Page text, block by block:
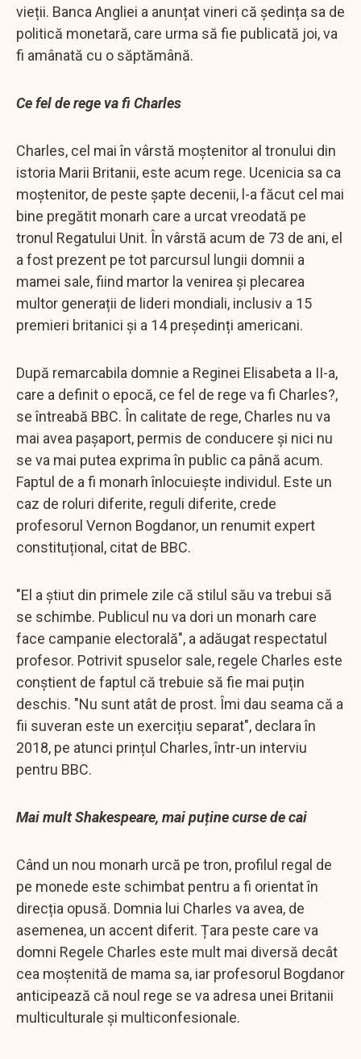
vieții. Banca Angliei a anunțat vineri că ședința sa de
politică monetară, care urma să fie publicată joi, va
fi amânată cu o săptămână.
Ce fel de rege va fi Charles
Charles, cel mai în vârstă moștenitor al tronului din
istoria Marii Britanii, este acum rege. Ucenicia sa ca
moștenitor, de peste șapte decenii, l-a făcut cel mai
bine pregătit monarh care a urcat vreodată pe
tronul Regatului Unit. În vârstă acum de 73 de ani, el
a fost prezent pe tot parcursul lungii domnii a
mamei sale, fiind martor la venirea și plecarea
multor generații de lideri mondiali, inclusiv a 15
premieri britanici și a 14 președinți americani.
După remarcabila domnie a Reginei Elisabeta a II-a,
care a definit o epocă, ce fel de rege va fi Charles?,
se întreabă BBC. În calitate de rege, Charles nu va
mai avea pașaport, permis de conducere și nici nu
se va mai putea exprima în public ca până acum.
Faptul de a fi monarh înlocuiește individul. Este un
caz de roluri diferite, reguli diferite, crede
profesorul Vernon Bogdanor, un renumit expert
constituțional, citat de BBC.
"El a știut din primele zile că stilul său va trebui să
se schimbe. Publicul nu va dori un monarh care
face campanie electorală", a adăugat respectatul
profesor. Potrivit spuselor sale, regele Charles este
conștient de faptul că trebuie să fie mai puțin
deschis. "Nu sunt atât de prost. Îmi dau seama că a
fii suveran este un exercițiu separat", declara în
2018, pe atunci prințul Charles, într-un interviu
pentru BBC.
Mai mult Shakespeare, mai puține curse de cai
Când un nou monarh urcă pe tron, profilul regal de
pe monede este schimbat pentru a fi orientat în
direcția opusă. Domnia lui Charles va avea, de
asemenea, un accent diferit. Țara peste care va
domni Regele Charles este mult mai diversă decât
cea moștenită de mama sa, iar profesorul Bogdanor
anticipează că noul rege se va adresa unei Britanii
multiculturale și multiconfesionale.